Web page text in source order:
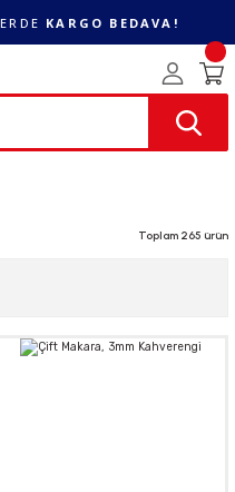
KARGO BEDAVA!
Toplam 265 ürün